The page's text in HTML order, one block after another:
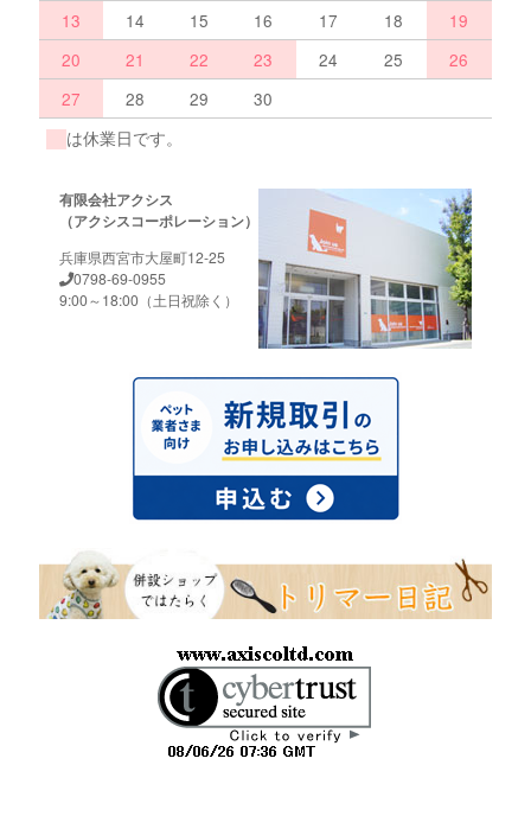
13
14 15 16 17 18
19
20
21 22 23 24 25
26
27
28 29
30
は休業日です。
有限会社アクシス
（アクシスコーポレーション）
兵庫県西宮市大屋町12-25
0798-69-0955
9:00～18:00（土日祝除く）